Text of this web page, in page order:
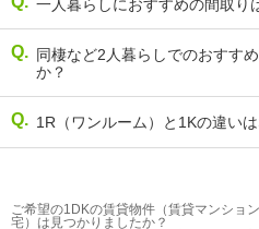
一人暮らしにおすすめの間取り
同棲など2人暮らしでのおすす
か？
1R（ワンルーム）と1Kの違い
ご希望の1DKの賃貸物件（賃貸マンショ
宅）は見つかりましたか？